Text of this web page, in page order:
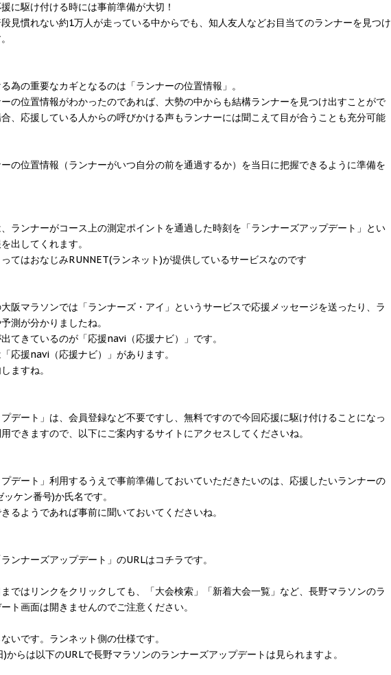
に駆け付ける時には事前準備が大切！
見慣れない約1万人が走っている中からでも、知人友人などお目当てのランナーを見つけ
為の重要なカギとなるのは「ランナーの位置情報」。
の位置情報がわかったのであれば、大勢の中からも結構ランナーを見つけ出すことがで
、応援している人からの呼びかける声もランナーには聞こえて目が合うことも充分可能
の位置情報（ランナーがいつ自分の前を通過するか）を当日に把握できるように準備を
ランナーがコース上の測定ポイントを通過した時刻を「ランナーズアップデート」とい
出してくれます。
てはおなじみRUNNET(ランネット)が提供しているサービスなのです
阪マラソンでは「ランナーズ・アイ」というサービスで応援メッセージを送ったり、ラ
測が分かりましたね。
てきているのが「応援navi（応援ナビ）」です。
応援navi（応援ナビ）」があります。
ますね。
プデート」は、会員登録など不要ですし、無料ですので今回応援に駆け付けることになっ
できますので、以下にご案内するサイトにアクセスしてくださいね。
プデート」利用するうえで事前準備しておいていただきたいのは、応援したいランナーの
ケン番号)か氏名です。
るようであれば事前に聞いておいてくださいね。
ンナーズアップデート」のURLはコチラです。
ではリンクをクリックしても、「大会検索」「新着大会一覧」など、長野マラソンのラ
ト画面は開きませんのでご注意ください。
いです。ランネット側の仕様です。
)からは以下のURLで長野マラソンのランナーズアップデートは見られますよ。